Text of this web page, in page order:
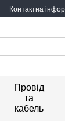
Контактна
Провід
та
кабель